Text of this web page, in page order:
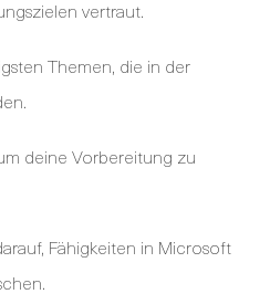
vertraut.
Themen, die in der
deine Vorbereitung zu
Fähigkeiten in Microsoft